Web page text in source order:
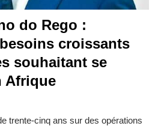
do Rego :
croissants
souhaitant se
Afrique
trente-cinq ans sur des opérations